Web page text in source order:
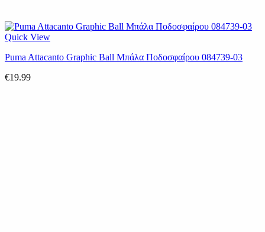
Quick View
Puma Attacanto Graphic Ball Μπάλα Ποδοσφαίρου 084739-03
€19.99